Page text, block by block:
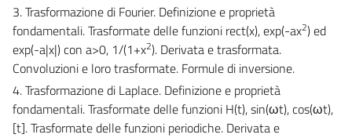
3. Trasformazione di Fourier. Definizione e proprietà
fondamentali. Trasformate delle funzioni rect(x), exp(-ax2) ed
exp(-a|x|) con a>0, 1/(1+x2). Derivata e trasformata.
Convoluzioni e loro trasformate. Formule di inversione.
4. Trasformazione di Laplace. Definizione e proprietà
fondamentali. Trasformate delle funzioni H(t), sin(ωt), cos(ωt),
[t]. Trasformate delle funzioni periodiche. Derivata e